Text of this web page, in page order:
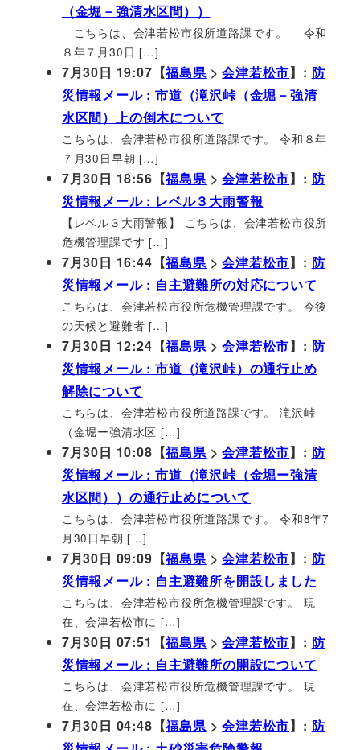
（金堀－強清水区間））
こちらは、会津若松市役所道路課です。 令和
８年７月30日 […]
7月30日 19:07【福島県>会津若松市】: 防
災情報メール : 市道（滝沢峠（金堀－強清
水区間）上の倒木について
こちらは、会津若松市役所道路課です。 令和８年
７月30日早朝 […]
7月30日 18:56【福島県>会津若松市】: 防
災情報メール : レベル３大雨警報
【レベル３大雨警報】 こちらは、会津若松市役所
危機管理課です […]
7月30日 16:44【福島県>会津若松市】: 防
災情報メール : 自主避難所の対応について
こちらは、会津若松市役所危機管理課です。 今後
の天候と避難者 […]
7月30日 12:24【福島県>会津若松市】: 防
災情報メール : 市道（滝沢峠）の通行止め
解除について
こちらは、会津若松市役所道路課です。 滝沢峠
（金堀ー強清水区 […]
7月30日 10:08【福島県>会津若松市】: 防
災情報メール : 市道（滝沢峠（金堀ー強清
水区間））の通行止めについて
こちらは、会津若松市役所道路課です。 令和8年7
月30日早朝 […]
7月30日 09:09【福島県>会津若松市】: 防
災情報メール : 自主避難所を開設しました
こちらは、会津若松市役所危機管理課です。 現
在、会津若松市に […]
7月30日 07:51【福島県>会津若松市】: 防
災情報メール : 自主避難所の開設について
こちらは、会津若松市役所危機管理課です。 現
在、会津若松市に […]
7月30日 04:48【福島県>会津若松市】: 防